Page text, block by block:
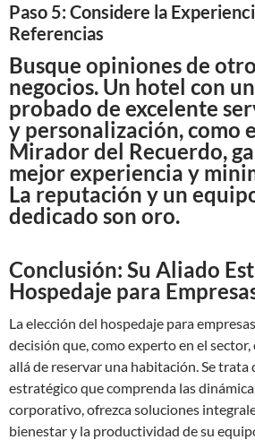
Paso 5: Considere la
Referencias
Busque opiniones de
negocios. Un hotel con
probado de excelente
y personalización, como
Mirador del Recuerdo,
mejor experiencia y
La reputación y un
dedicado son oro.
Conclusión: Su Aliado
Hospedaje para
La elección del hospedaje para
decisión que, como experto en el
allá de reservar una habitación. Se
estratégico que comprenda las
corporativo, ofrezca soluciones
bienestar y la productividad de su